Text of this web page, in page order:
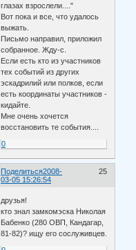
глазах взрослели...."
Вот пока и все, что удалось
выжать.
Письмо направил, приложил
собранное. Жду-с.
Если есть кто из участников
тех событий из других
эскадрилий или полков, если
есть координаты участников -
кидайте.
Мне очень хочется
восстановить те события....
0
Поделиться 25
2008-
03-05 15:26:54
друзья!
кто знал замкомэска Николая
Бабенко (280 ОВП, Кандагар,
81-82)? ищу его сослуживцев.